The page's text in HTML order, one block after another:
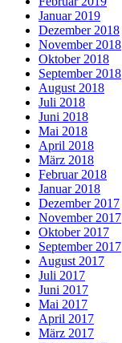
Januar 2019
Dezember 2018
November 2018
Oktober 2018
September 2018
August 2018
Juli 2018
Juni 2018
Mai 2018
April 2018
März 2018
Februar 2018
Januar 2018
Dezember 2017
November 2017
Oktober 2017
September 2017
August 2017
Juli 2017
Juni 2017
Mai 2017
April 2017
März 2017